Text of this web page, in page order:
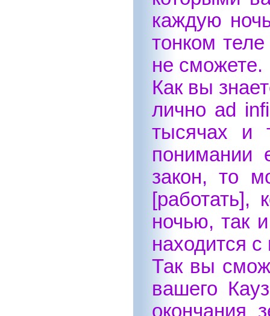
каждую
тонком
не сможете.
Как вы
лично ad
тысячах и
понимании
закон, то
[работать],
ночью, так
находится
Так вы
вашего
окончания